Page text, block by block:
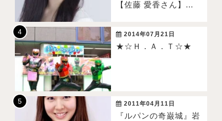
【佐藤 愛香さん】...
2014年07月21日
★☆Ｈ．Ａ．Ｔ☆★
2011年04月11日
『ルパンの奇巌城』岩